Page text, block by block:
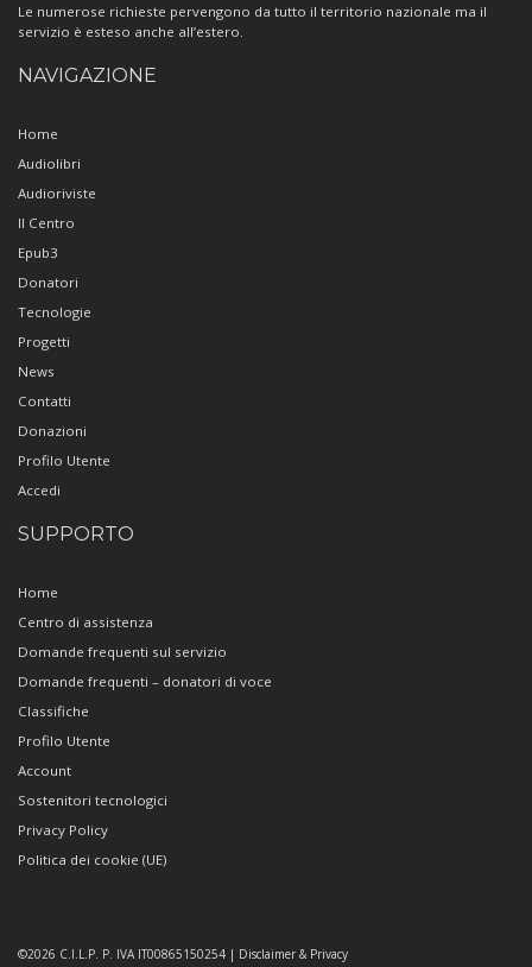
Le numerose richieste pervengono da tutto il territorio nazionale ma il
servizio è esteso anche all’estero.
NAVIGAZIONE
Home
Audiolibri
Audioriviste
Il Centro
Epub3
Donatori
Tecnologie
Progetti
News
Contatti
Donazioni
Profilo Utente
Accedi
SUPPORTO
Home
Centro di assistenza
Domande frequenti sul servizio
Domande frequenti – donatori di voce
Classifiche
Profilo Utente
Account
Sostenitori tecnologici
Privacy Policy
Politica dei cookie (UE)
©2026 C.I.L.P. P. IVA IT00865150254 | Disclaimer & Privacy